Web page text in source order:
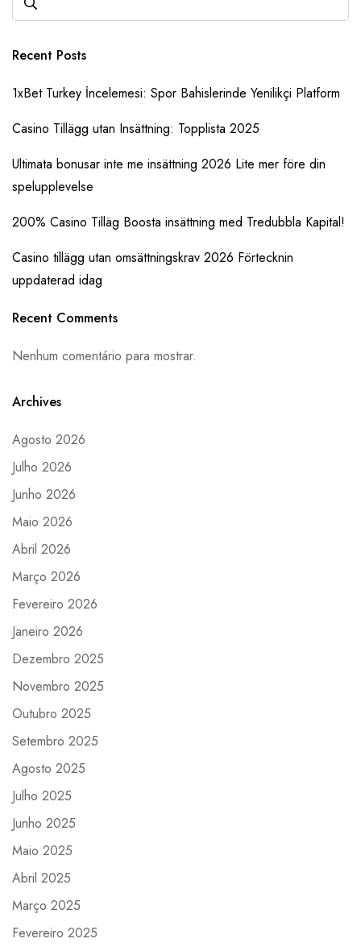
Recent Posts
1xBet Turkey İncelemesi: Spor Bahislerinde Yenilikçi Platform
Casino Tillägg utan Insättning: Topplista 2025
Ultimata bonusar inte me insättning 2026 Lite mer före din
spelupplevelse
200% Casino Tilläg Boosta insättning med Tredubbla Kapital!
Casino tillägg utan omsättningskrav 2026 Förtecknin
uppdaterad idag
Recent Comments
Nenhum comentário para mostrar.
Archives
Agosto 2026
Julho 2026
Junho 2026
Maio 2026
Abril 2026
Março 2026
Fevereiro 2026
Janeiro 2026
Dezembro 2025
Novembro 2025
Outubro 2025
Setembro 2025
Agosto 2025
Julho 2025
Junho 2025
Maio 2025
Abril 2025
Março 2025
Fevereiro 2025